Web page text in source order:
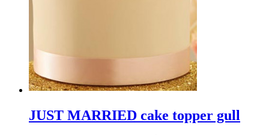
JUST MARRIED cake topper gull